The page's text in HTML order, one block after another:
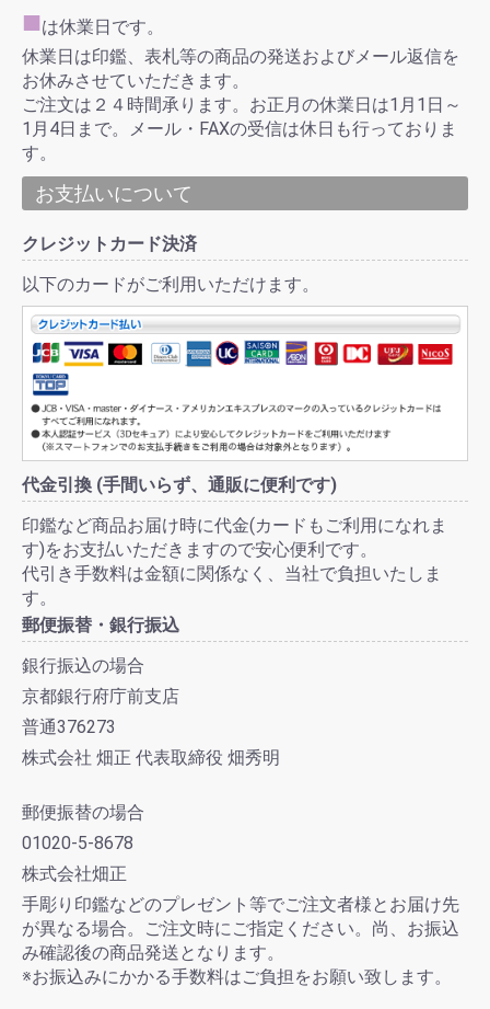
■は休業日です。
休業日は印鑑、表札等の商品の発送およびメール返信を
お休みさせていただきます。
ご注文は２４時間承ります。お正月の休業日は1月1日～
1月4日まで。メール・FAXの受信は休日も行っておりま
す。
お支払いについて
クレジットカード決済
以下のカードがご利用いただけます。
代金引換 (手間いらず、通販に便利です)
印鑑など商品お届け時に代金(カードもご利用になれま
す)をお支払いただきますので安心便利です。
代引き手数料は金額に関係なく、当社で負担いたしま
す。
郵便振替・銀行振込
銀行振込の場合
京都銀行府庁前支店
普通376273
株式会社 畑正 代表取締役 畑秀明
郵便振替の場合
01020-5-8678
株式会社畑正
手彫り印鑑などのプレゼント等でご注文者様とお届け先
が異なる場合。ご注文時にご指定ください。尚、お振込
み確認後の商品発送となります。
※お振込みにかかる手数料はご負担をお願い致します。